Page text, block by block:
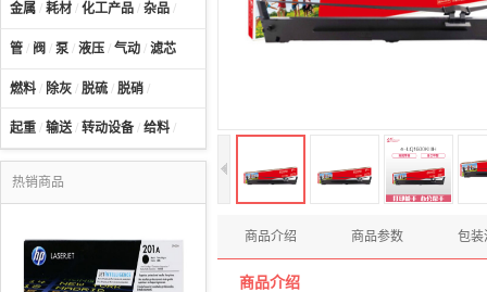
金属 / 耗材 / 化工产品 / 杂品 /
管 / 阀 / 泵 / 液压 / 气动 / 滤芯
燃料 / 除灰 / 脱硫 / 脱硝 /
起重 / 输送/ 转动设备 / 给料 /
热销商品
商品介绍 商品参数 包装
商品介绍